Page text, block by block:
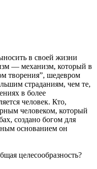
в своей жизни
— механизм, который в
творения”, шедевром
страданиям, чем те,
в более
человек. Кто,
человеком, который
создано богом для
основанием он
целесообразность?